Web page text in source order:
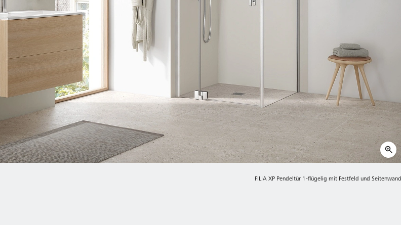
FILIA XP Pendeltür 1-flügelig mit Festfeld und Seitenwand